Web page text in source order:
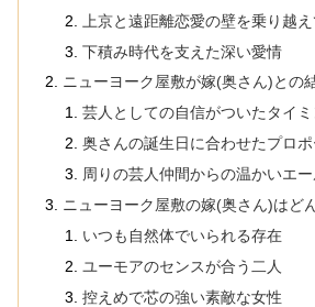
上京と遠距離恋愛の壁を乗り越
下積み時代を支えた深い愛情
ニューヨーク屋敷が嫁(奥さん)との
芸人としての自信がついたタイ
奥さんの誕生日に合わせたプロ
周りの芸人仲間からの温かいエ
ニューヨーク屋敷の嫁(奥さん)はど
いつも自然体でいられる存在
ユーモアのセンスが合う二人
控えめで芯の強い素敵な女性